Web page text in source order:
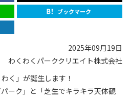
ブックマーク
2025年09月19日
わくわくパーククリエイト株式会社
く」が誕生します！
ーク」と「芝生でキラキラ天体観